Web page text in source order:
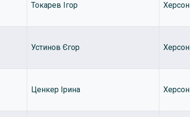
Токарев Ігор Херсон
Устинов Єгор Херсон
Ценкер Ірина Херсон